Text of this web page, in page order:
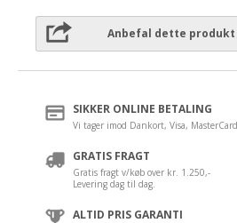
Anbefal dette produkt
SIKKER ONLINE BETALING
Vi tager imod Dankort, Visa,
GRATIS FRAGT
Gratis fragt v/køb over kr. 1.250,-
Levering dag til dag.
ALTID PRIS GARANTI